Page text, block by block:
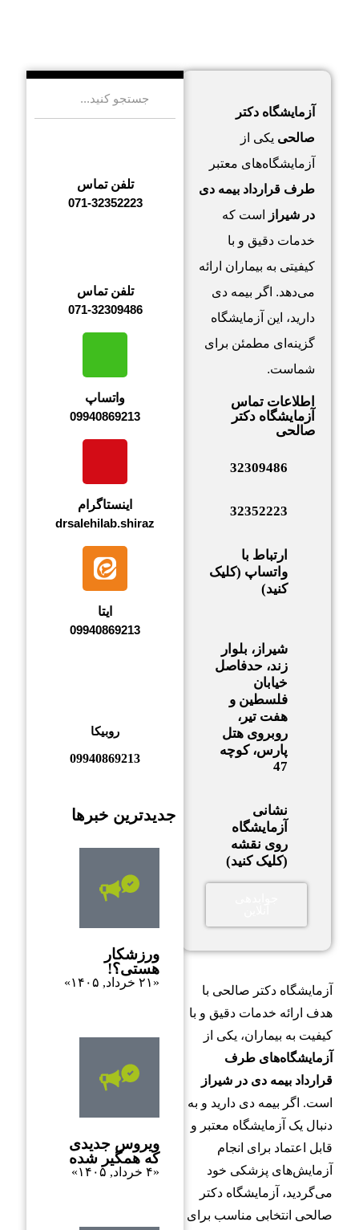
آزمایشگاه دکتر
صالحی یکی از
آزمایشگاه‌های معتبر
طرف قرارداد بیمه دی
در شیراز
است که
خدمات دقیق و با
کیفیتی به بیماران ارائه
می‌دهد. اگر بیمه دی
دارید، این آزمایشگاه
گزینه‌ای مطمئن برای
شماست.
اطلاعات تماس
آزمایشگاه دکتر
صالحی
32309486
32352223
ارتباط با
واتساپ (کلیک
کنید)
شیراز، بلوار
زند، حدفاصل
خیابان
فلسطین و
هفت تیر،
روبروی هتل
پارس، کوچه
47
نشانی
آزمایشگاه
روی نقشه
(کلیک کنید)
آزمایشگاه دکتر صالحی با
هدف ارائه خدمات دقیق و با
کیفیت به بیماران، یکی از
آزمایشگاه‌های طرف
قرارداد بیمه دی در شیراز
است. اگر بیمه دی دارید و به
دنبال یک آزمایشگاه معتبر و
قابل اعتماد برای انجام
آزمایش‌های پزشکی خود
می‌گردید، آزمایشگاه دکتر
صالحی انتخابی مناسب برای
تلفن تماس
071-32352223
تلفن تماس
071-32309486
واتساپ
09940869213
اینستاگرام
drsalehilab.shiraz
ایتا
09940869213
روبیکا
09940869213
جدیدترین خبرها
ورزشکار
هستی؟!
«۲۱ خرداد, ۱۴۰۵»
ویروس جدیدی
که همگیر شده
«۴ خرداد, ۱۴۰۵»